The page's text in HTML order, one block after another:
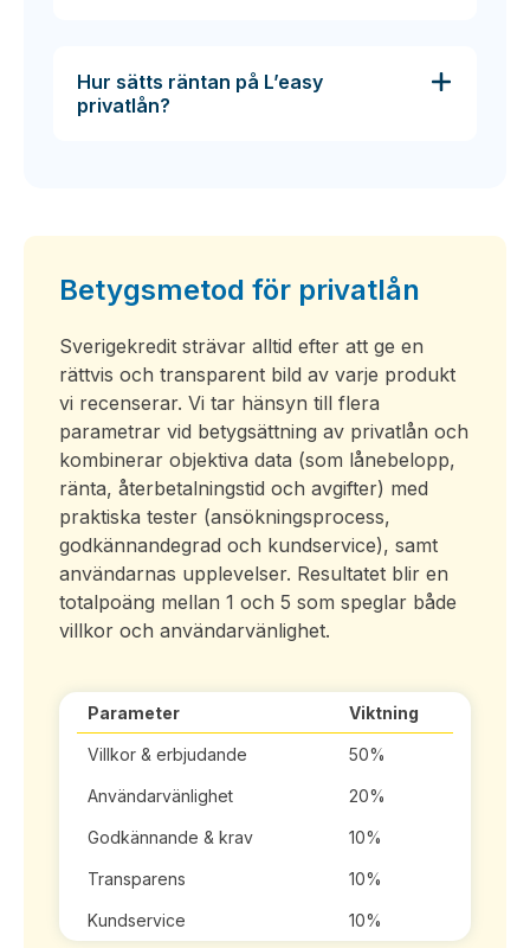
Hur sätts räntan på L’easy
privatlån?
Betygsmetod för privatlån
Sverigekredit strävar alltid efter att ge en
rättvis och transparent bild av varje produkt
vi recenserar. Vi tar hänsyn till flera
parametrar vid betygsättning av privatlån och
kombinerar objektiva data (som lånebelopp,
ränta, återbetalningstid och avgifter) med
praktiska tester (ansökningsprocess,
godkännandegrad och kundservice), samt
användarnas upplevelser. Resultatet blir en
totalpoäng mellan 1 och 5 som speglar både
villkor och användarvänlighet.
Parameter Viktning
Villkor & erbjudande 50%
Användarvänlighet 20%
Godkännande & krav 10%
Transparens 10%
Kundservice 10%